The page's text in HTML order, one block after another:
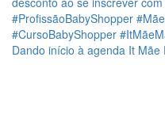
Dando início à agenda It